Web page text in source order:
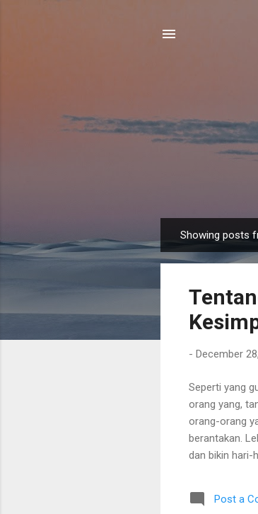
o
Showing posts
- December
Seperti yang
orang yang,
orang-orang
berantakan.
dan bikin hari-
atau
Post a